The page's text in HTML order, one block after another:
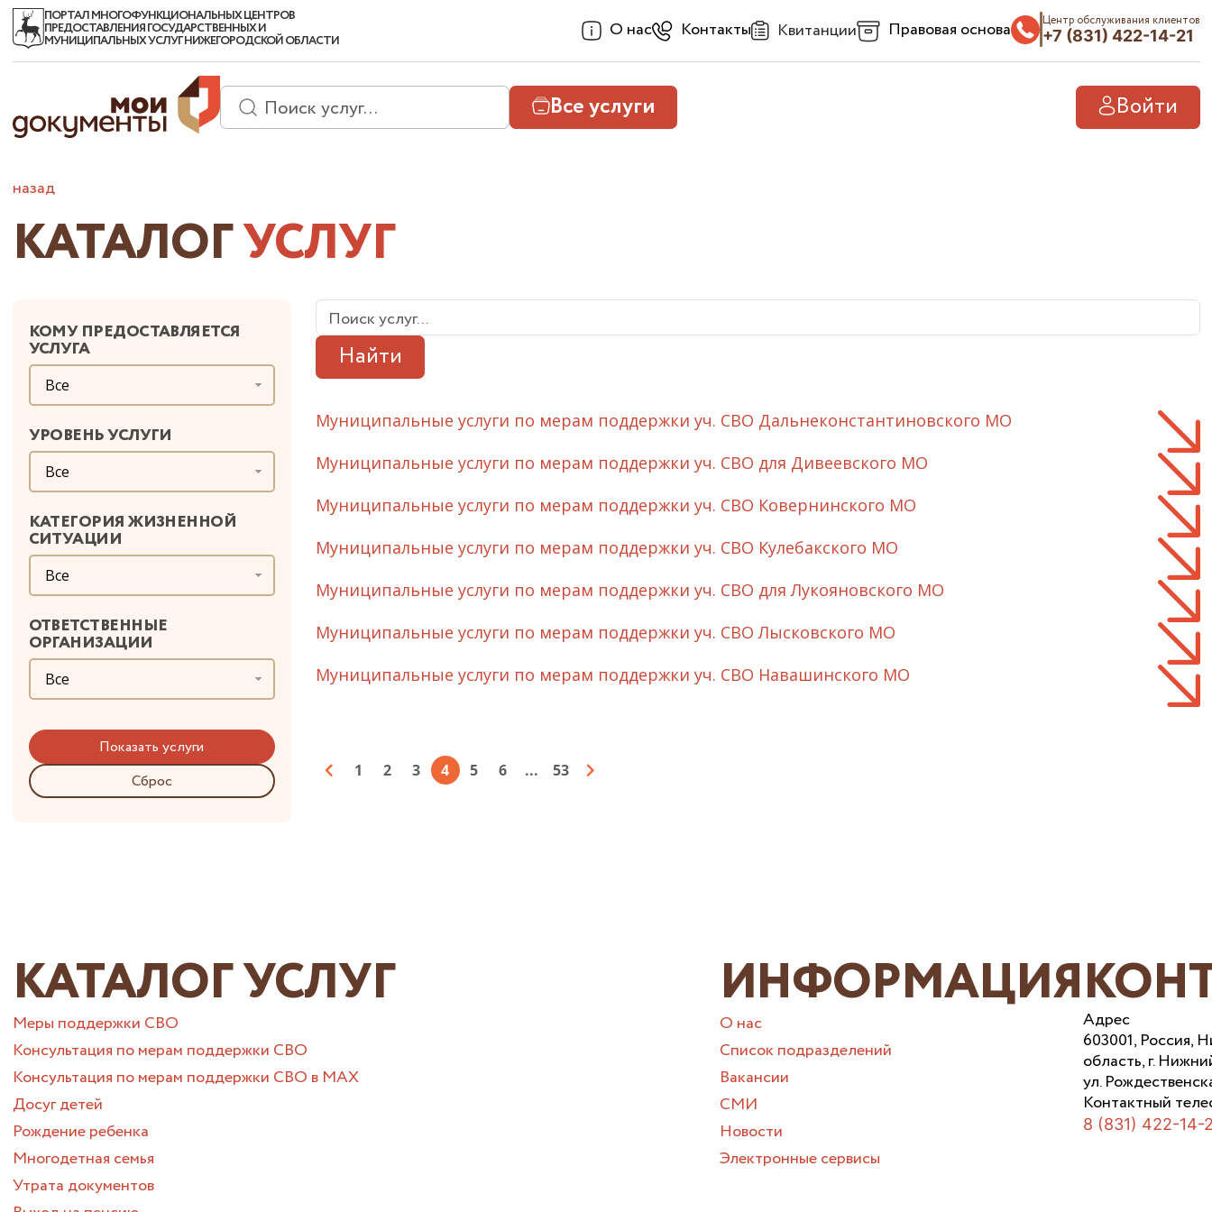
ПОРТАЛ МНОГОФУНКЦИОНАЛЬНЫХ ЦЕНТРОВ
ПРЕДОСТАВЛЕНИЯ ГОСУДАРСТВЕННЫХ И
МУНИЦИПАЛЬНЫХ УСЛУГ НИЖЕГОРОДСКОЙ ОБЛАСТИ О нас Контакты Квитанции Правовая основа Центр обслуживания клиентов
+7 (831) 422-14-21
Все услуги Войти
назад
КАТАЛОГУСЛУГ
КОМУ ПРЕДОСТАВЛЯЕТСЯ
УСЛУГА
Все
УРОВЕНЬ УСЛУГИ
Все
КАТЕГОРИЯ ЖИЗНЕННОЙ
СИТУАЦИИ
Все
ОТВЕТСТВЕННЫЕ
ОРГАНИЗАЦИИ
Все
Сброс
Найти
Муниципальные услуги по мерам поддержки уч. СВО Дальнеконстантиновского МО
Муниципальные услуги по мерам поддержки уч. СВО для Дивеевского МО
Муниципальные услуги по мерам поддержки уч. СВО Ковернинского МО
Муниципальные услуги по мерам поддержки уч. СВО Кулебакского МО
Муниципальные услуги по мерам поддержки уч. СВО для Лукояновского МО
Муниципальные услуги по мерам поддержки уч. СВО Лысковского МО
Муниципальные услуги по мерам поддержки уч. СВО Навашинского МО
1 2 3 4 5 6 ... 53
КАТАЛОГ УСЛУГ
Меры поддержки СВО
Консультация по мерам поддержки СВО
Консультация по мерам поддержки СВО в МАХ
Досуг детей
Рождение ребенка
Многодетная семья
Утрата документов
ИНФОРМАЦИЯ
О нас
Список подразделений
Вакансии
СМИ
Новости
Электронные сервисы
Адрес
603001, Россия,
область, г.
ул.
Контактный
8 (831) 422-14-